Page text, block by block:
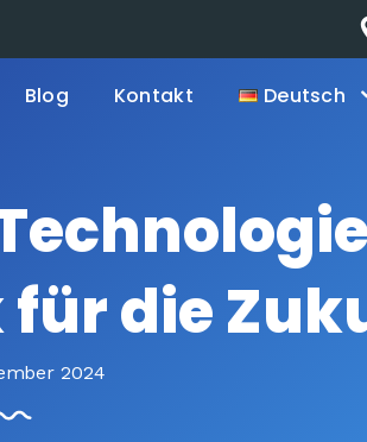
Blog Kontakt Deutsch
die
2024